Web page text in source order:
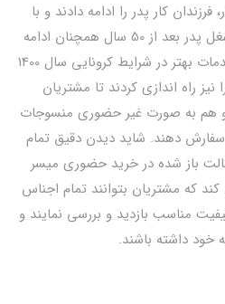
کار پدر را ادامه دادند و با
فروش انواع روفرشی و حوله، شغل پدر بعد از 50 سال همچنان ادامه
دارد. حال فرزندان برای ارائه خدمات بهتر در شرایط کرونایی سال 1400
راه اندازی کردند تا مشتریان
هم به صورت غیر حضوری منسوجات
سفارش دهند. شاید دیدن دقیق تمام
باز شده در خرید حضوری میسر
که مشتریان بتوانند تمام اجناس
مناسب بازدید و بررسی نمایند و
خود داشته باشند.